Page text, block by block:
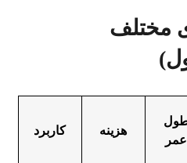
مختلف
عمر
هزینه کاربرد